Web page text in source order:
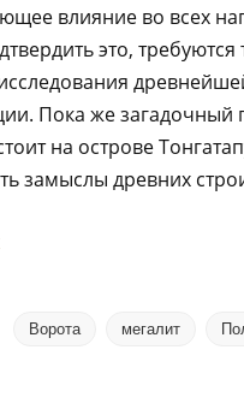
влияние во всех
это,
Пока же загадочный
на острове
замыслы древних
Ворота мегалит